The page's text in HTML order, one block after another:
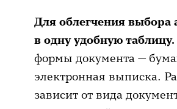
Для облегчения выбора
в одну удобную таблицу.
формы документа —
электронная выписка.
зависит от вида